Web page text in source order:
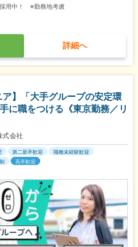
用中！ ※勤務地考慮
詳細へ
ア】「大手グループの安定環
に職をつける《東京勤務／リ
式会社
第二新卒歓迎
職種未経験歓迎
高卒歓迎